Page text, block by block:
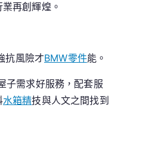
再創輝煌。
抗風險才BMW零件能。
子需求好服務，配套服
水箱精技與人文之間找到